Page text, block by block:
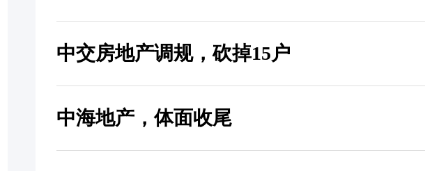
中交房地产调规，砍掉15户
中海地产，体面收尾